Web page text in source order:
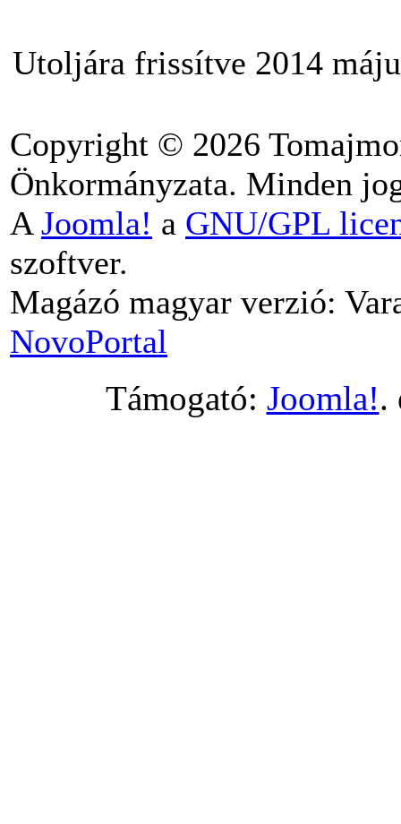
Utoljára frissítve 2014
Copyright © 2026
Önkormányzata. Minden
A Joomla! a GNU/GPL
szoftver.
Magázó magyar verzió:
NovoPortal
Támogató: Joomla!.